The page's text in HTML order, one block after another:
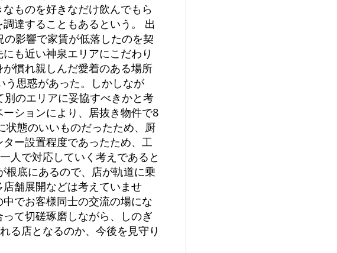
ものを好きなだけ飲んでもら
達することもあるという。 出
影響で家賃が低落したのを契
も近い神泉エリアにこだわり
慣れ親しんだ愛着のある場所
う思惑があった。しかしなが
のエリアに妥協すべきかと考
ションにより、居抜き物件で8
状態のいいものだったため、厨
ー設置程度であったため、工
人で対応していく考えであると
根底にあるので、店が軌道に乗
舗展開などは考えていませ
でお客様同士の交流の場にな
て切磋琢磨しながら、しのぎ
る店となるのか、今後を見守り